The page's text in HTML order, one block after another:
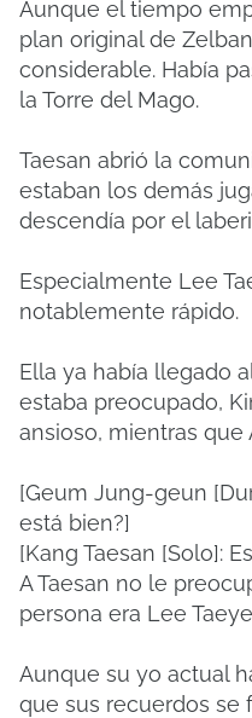
Aunque el tiempo
plan original de
considerable. Había
la Torre del Mago.
Taesan abrió la
estaban los demás
descendía por el
Especialmente Lee
notablemente rápido.
Ella ya había llegado
estaba preocupado,
ansioso, mientras que
[Geum Jung-geun
está bien?]
[Kang Taesan [Solo]:
A Taesan no le
persona era Lee
Aunque su yo actual
que sus recuerdos se